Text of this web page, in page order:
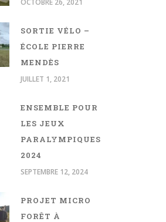
SORTIE VÉLO –
ÉCOLE PIERRE
MENDÈS
JUILLET 1, 2021
ENSEMBLE POUR
LES JEUX
PARALYMPIQUES
2024
SEPTEMBRE 12, 2024
PROJET MICRO
FORÊT À